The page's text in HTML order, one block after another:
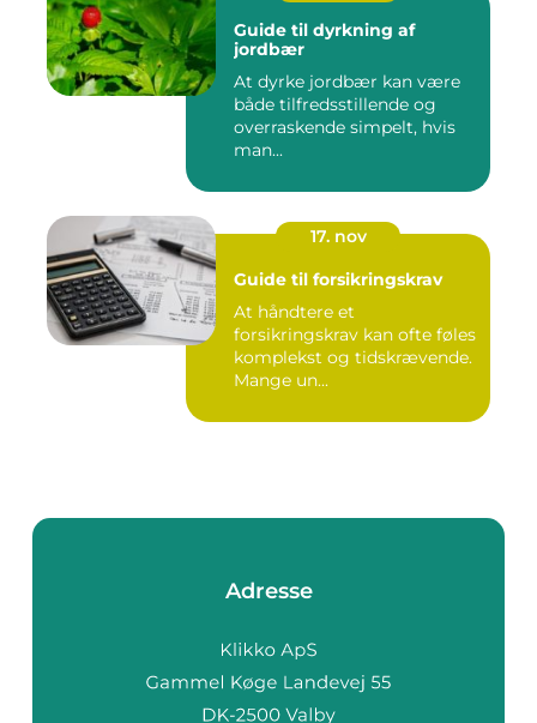
Guide til dyrkning af
jordbær
At dyrke jordbær kan være
både tilfredsstillende og
overraskende simpelt, hvis
man...
17. nov
Guide til forsikringskrav
At håndtere et
forsikringskrav kan ofte føles
komplekst og tidskrævende.
Mange un...
Adresse